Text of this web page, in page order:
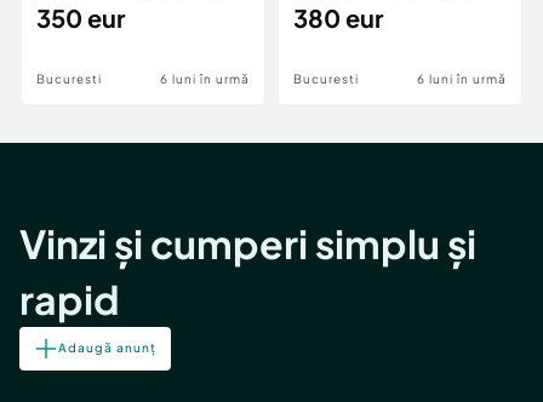
Park - Postalionul
350 eur
Bucuresti 6 luni în urmă
Leonida
380 eur
Bucuresti 6 luni în urmă
Vinzi și cumperi simplu și
rapid
Adaugă anunț